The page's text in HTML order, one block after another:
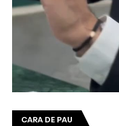
CARA DE PAU